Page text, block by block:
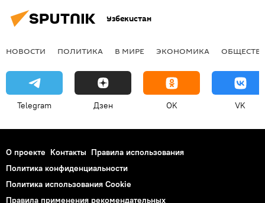
Узбекистан
НОВОСТИ ПОЛИТИКА В МИРЕ ЭКОНОМИКА
Telegram Дзен OK VK
О проекте Контакты Правила использования
Политика конфиденциальности
Политика использования Cookie
Правила применения рекомендательных